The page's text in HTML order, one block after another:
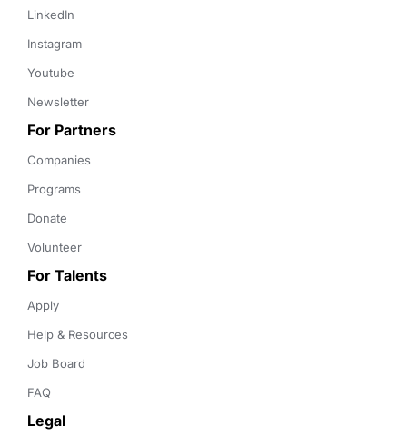
LinkedIn
Instagram
Youtube
Newsletter
For Partners
Companies
Programs
Donate
Volunteer
For Talents
Apply
Help & Resources
Job Board
FAQ
Legal